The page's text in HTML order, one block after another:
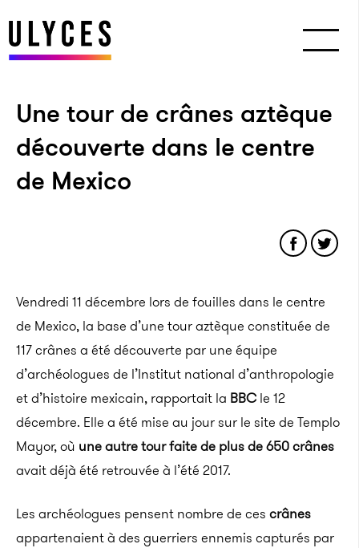
Une tour de crânes aztèque
découverte dans le centre
de Mexico
Vendredi 11 décembre lors de fouilles dans le centre
de Mexico, la base d’une tour aztèque constituée de
117 crânes a été découverte par une équipe
d’archéologues de l’Institut national d’anthropologie
et d’histoire mexicain, rapportait la BBC le 12
décembre. Elle a été mise au jour sur le site de Templo
Mayor, où une autre tour faite de plus de 650 crânes
avait déjà été retrouvée à l’été 2017.
Les archéologues pensent nombre de ces crânes
appartenaient à des guerriers ennemis capturés par